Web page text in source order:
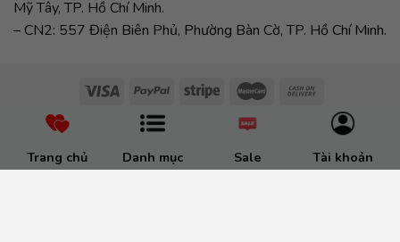
Trang chủ Danh mục Sale Tài khoản
Mỹ Tây, TP. Hồ Chí Minh.
– CN2: 557 Điện Biên Phủ, Phường Bàn Cờ, TP. Hồ Chí Minh.